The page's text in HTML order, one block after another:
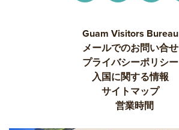
Guam Visitors Bureau
メールでのお問い合せ
プライバシーポリシー
入国に関する情報
サイトマップ
営業時間